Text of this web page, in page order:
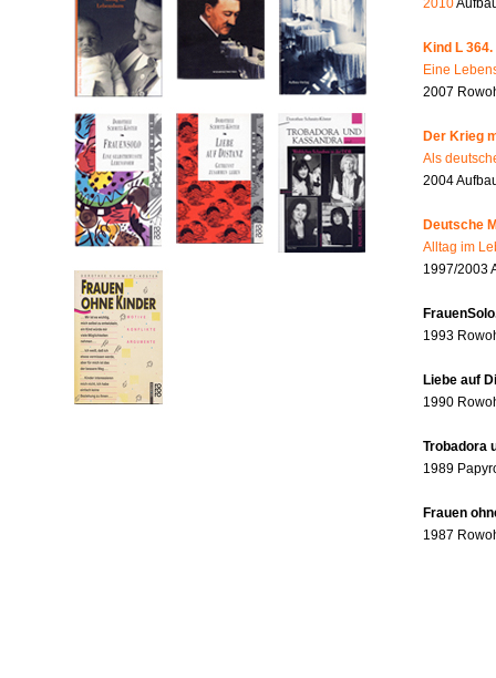
2010
Kind L 364.
Eine
2007
Der Krieg
Als
2004
Deutsche
Alltag im
1997/2003
1993
Liebe auf
1990
Trobadora
1989
Frauen
1987